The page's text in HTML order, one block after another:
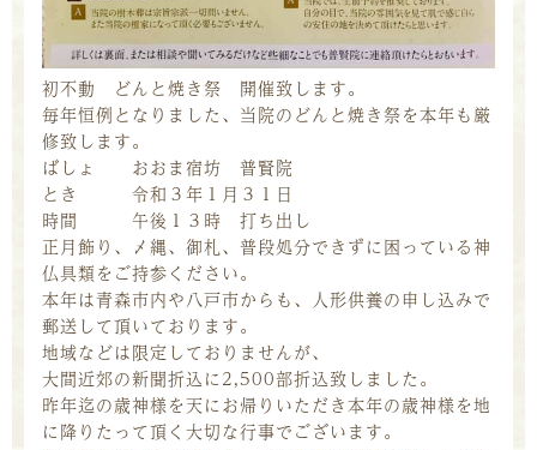
初不動 どんと焼き祭 開催致します。
毎年恒例となりました、当院のどんと焼き祭を本年も厳
修致します。
ばしょ おおま宿坊 普賢院
とき 令和３年１月３１日
時間 午後１３時 打ち出し
正月飾り、〆縄、御札、普段処分できずに困っている神
仏具類をご持参ください。
本年は青森市内や八戸市からも、人形供養の申し込みで
郵送して頂いております。
地域などは限定しておりませんが、
大間近郊の新聞折込に2,500部折込致しました。
昨年迄の歳神様を天にお帰りいただき本年の歳神様を地
に降りたって頂く大切な行事でございます。